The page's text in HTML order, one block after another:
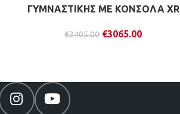
ΓΥΜΝΑΣΤΙΚΗΣ ΜΕ ΚΟΝΣΟΛΑ XR
€3405.00 €3065.00